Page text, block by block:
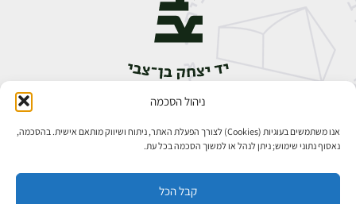
ניהול הסכמה
אנו משתמשים בעוגיות (Cookies) לצורך הפעלת האתר, ניתוח ושיווק מותאם אישית. בהסכמה,
נאסוף נתוני שימוש; ניתן לנהל או למשוך הסכמה בכל עת.
קבל הכל
אבן גבירול 14, רחביה, ירושלים